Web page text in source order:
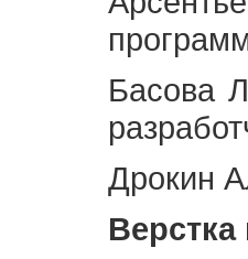
Басова
Дрокин